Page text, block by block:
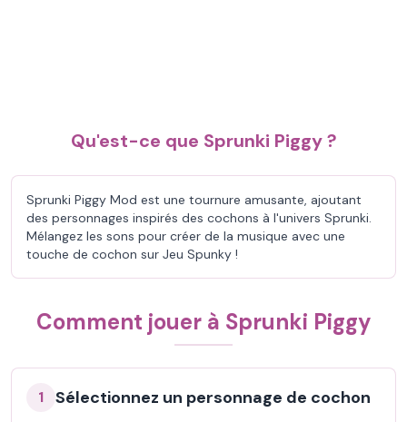
Qu'est-ce que Sprunki Piggy ?
Sprunki Piggy Mod est une tournure amusante, ajoutant
des personnages inspirés des cochons à l'univers Sprunki.
Mélangez les sons pour créer de la musique avec une
touche de cochon sur Jeu Spunky !
Comment jouer à Sprunki Piggy
1 Sélectionnez un personnage de cochon